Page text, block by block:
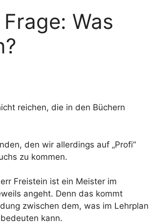
Was
reichen, die in den Büchern
den wir allerdings auf „Profi“
zu kommen.
Freistein ist ein Meister im
angeht. Denn das kommt
zwischen dem, was im Lehrplan
kann.